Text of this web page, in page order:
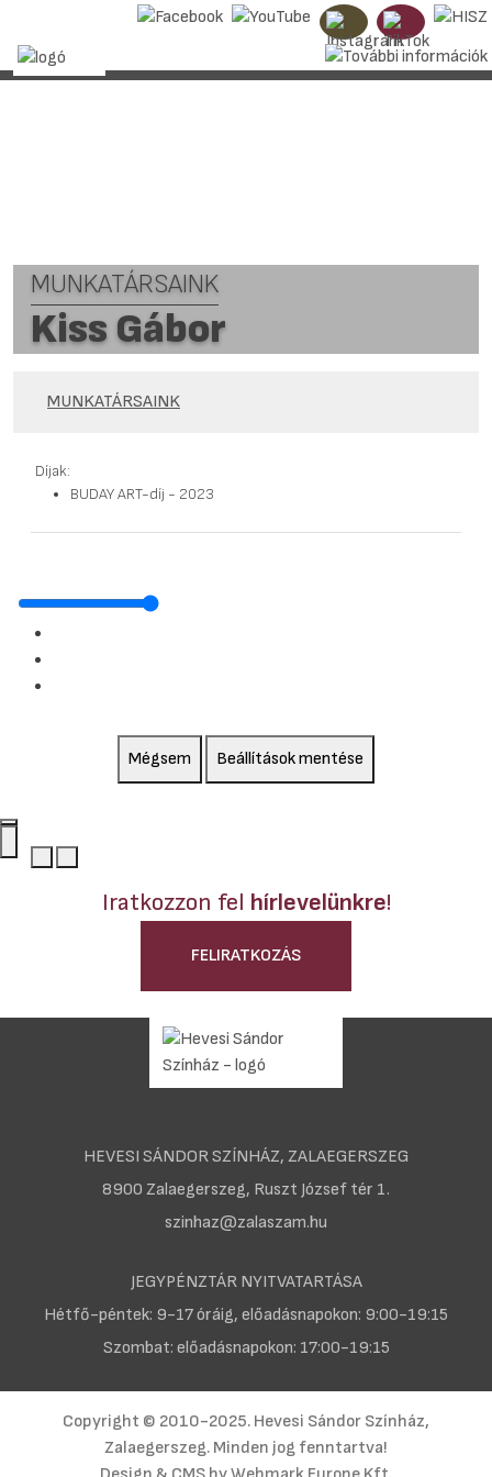
MUNKATÁRSAINK
Kiss Gábor
MUNKATÁRSAINK
Díjak:
BUDAY ART-díj - 2023
Mégsem Beállítások mentése
Iratkozzon fel hírlevelünkre!
FELIRATKOZÁS
JEGYPÉNZTÁR NYITVATARTÁSA
Hétfő-péntek: 9-17 óráig, előadásnapokon: 9:00-19:15
Szombat: előadásnapokon: 17:00-19:15
HEVESI SÁNDOR SZÍNHÁZ, ZALAEGERSZEG
8900 Zalaegerszeg, Ruszt József tér 1.
szinhaz@zalaszam.hu
Copyright © 2010-2025. Hevesi Sándor Színház,
Zalaegerszeg. Minden jog fenntartva!